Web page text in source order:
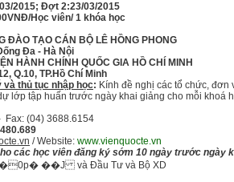
2015; Đợt 2:23/03/2015
Học viên/ 1 khóa học
ĐÀO TẠO CÁN BỘ LÊ HỒNG PHONG
Đa - Hà Nội
HÀNH CHÍNH QUỐC GIA HỒ CHÍ MINH
Q.10, TP.Hồ Chí Minh
và thủ tục nhập học: Kính đề nghị các tổ chức,
lớp tập huấn trước ngày khai giảng cho mỗi khoá
Fax: (04) 3688.6154
/ Website: www.vienquocte.vn
các học viên đăng ký sớm 10 ngày trước
��J và Đầu Tư và Bộ XD